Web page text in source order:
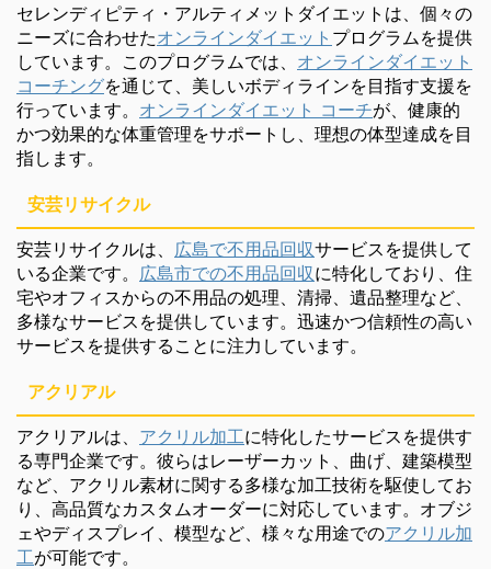
セレンディピティ・アルティメットダイエットは、個々の
ニーズに合わせたオンラインダイエット プログラムを提供
しています。このプログラムでは、 オンラインダイエット
コーチングを通じて、美しいボディラインを目指す支援を
行っています。 オンラインダイエット コーチが、健康的
かつ効果的な体重管理をサポートし、理想の体型達成を目
指します。
安芸リサイクル
安芸リサイクルは、 広島で不用品回収サービスを提供して
いる企業です。 広島市での不用品回収に特化しており、住
宅やオフィスからの不用品の処理、清掃、遺品整理など、
多様なサービスを提供しています。迅速かつ信頼性の高い
サービスを提供することに注力しています。
アクリアル
アクリアルは、 アクリル加工に特化したサービスを提供す
る専門企業です。彼らはレーザーカット、曲げ、建築模型
など、アクリル素材に関する多様な加工技術を駆使してお
り、高品質なカスタムオーダーに対応しています。オブジ
ェやディスプレイ、模型など、様々な用途でのアクリル加
工が可能です。